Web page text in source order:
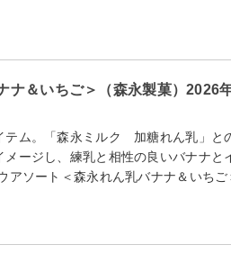
ナ＆いちご＞（森永製菓）2026
テム。「森永ミルク 加糖れん乳」と
ージし、練乳と相性の良いバナナと
アソート＜森永れん乳バナナ＆いちご